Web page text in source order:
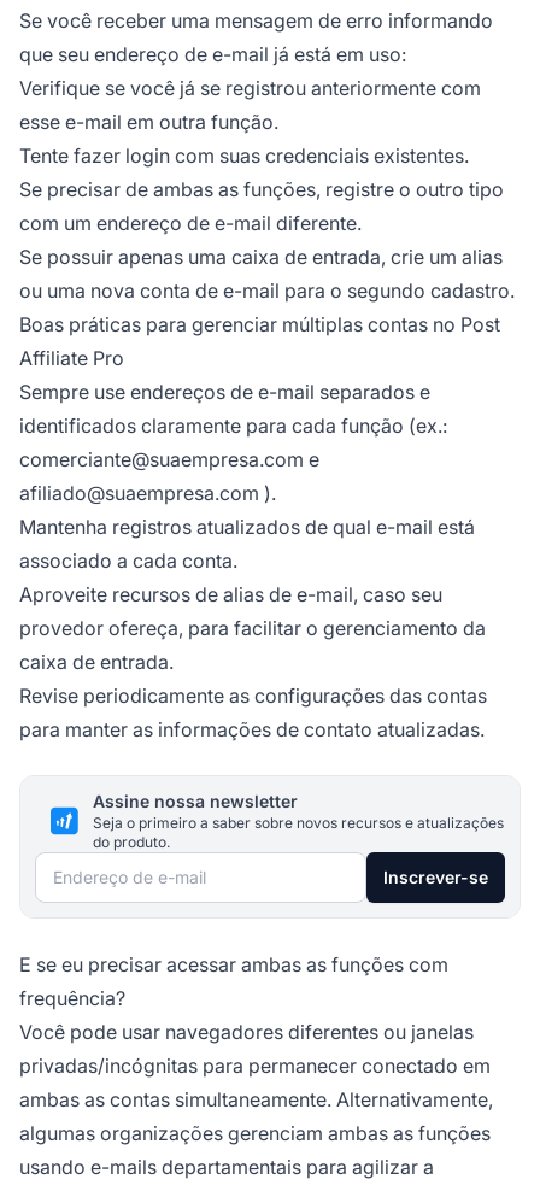
Se você receber uma mensagem de erro informando
que seu endereço de e-mail já está em uso:
Verifique se você já se registrou anteriormente com
esse e-mail em outra função.
Tente fazer login com suas credenciais existentes.
Se precisar de ambas as funções, registre o outro tipo
com um endereço de e-mail diferente.
Se possuir apenas uma caixa de entrada, crie um alias
ou uma nova conta de e-mail para o segundo cadastro.
Boas práticas para gerenciar múltiplas contas no Post
Affiliate Pro
Sempre use endereços de e-mail separados e
identificados claramente para cada função (ex.:
comerciante@suaempresa.com e
afiliado@suaempresa.com ).
Mantenha registros atualizados de qual e-mail está
associado a cada conta.
Aproveite recursos de alias de e-mail, caso seu
provedor ofereça, para facilitar o gerenciamento da
caixa de entrada.
Revise periodicamente as configurações das contas
para manter as informações de contato atualizadas.
Assine nossa newsletter
Seja o primeiro a saber sobre novos recursos e atualizações
do produto.
Endereço de e-mail Inscrever-se
E se eu precisar acessar ambas as funções com
frequência?
Você pode usar navegadores diferentes ou janelas
privadas/incógnitas para permanecer conectado em
ambas as contas simultaneamente. Alternativamente,
algumas organizações gerenciam ambas as funções
usando e-mails departamentais para agilizar a